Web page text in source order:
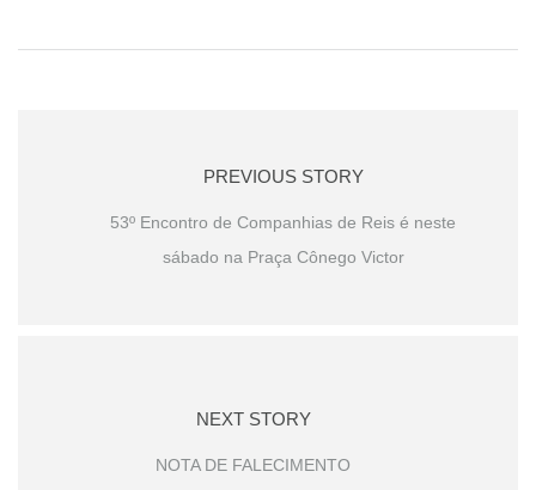
PREVIOUS STORY
53º Encontro de Companhias de Reis é neste
sábado na Praça Cônego Victor
NEXT STORY
NOTA DE FALECIMENTO